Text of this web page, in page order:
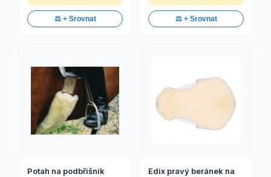
⚖️ + Srovnat ⚖️ + Srovnat
Potah na podbřišník
Edix pravý beránek na